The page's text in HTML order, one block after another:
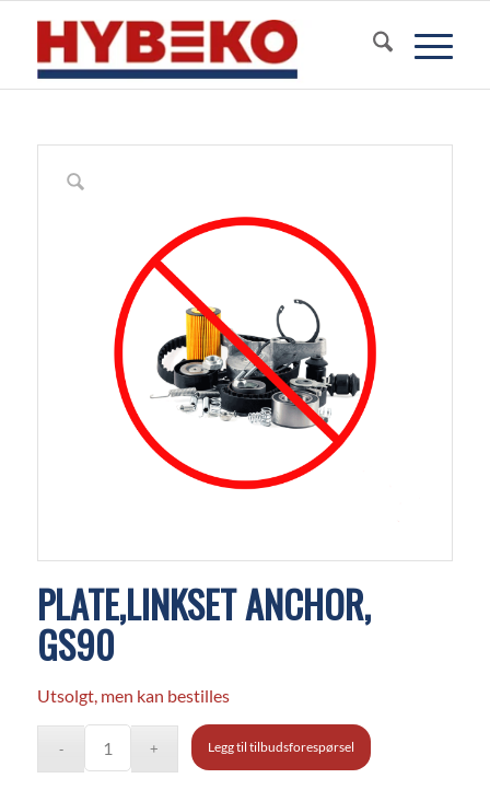
PLATE,LINKSET ANCHOR,
GS90
Utsolgt, men kan bestilles
Legg til tilbudsforespørsel